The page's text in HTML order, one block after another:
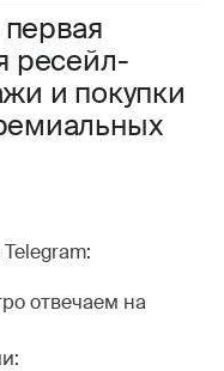
ресейл-
и покупки
отвечаем на
соглашения
информации.